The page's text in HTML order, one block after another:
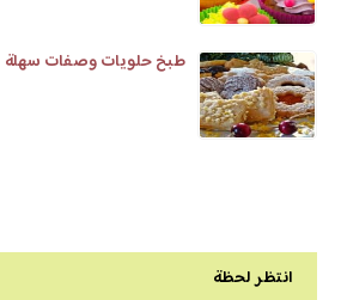
طبخ حلويات وصفات سهلة
انتظر لحظة